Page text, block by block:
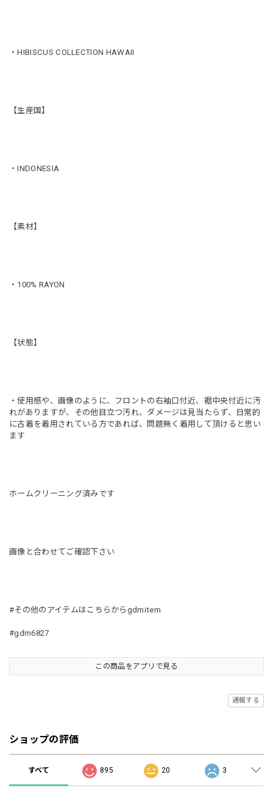
・HIBISCUS COLLECTION HAWAII
【生産国】
・INDONESIA
【素材】
・100% RAYON
【状態】
・使用感や、画像のように、フロントの右袖口付近、裾中央付近に汚
れがありますが、その他目立つ汚れ、ダメージは見当たらず、日常的
に古着を着用されている方であれば、問題無く着用して頂けると思い
ます
ホームクリーニング済みです
画像と合わせてご確認下さい
#その他のアイテムはこちらからgdmitem
#gdm6827
この商品をアプリで見る
通報する
ショップの評価
すべて 895 20 3